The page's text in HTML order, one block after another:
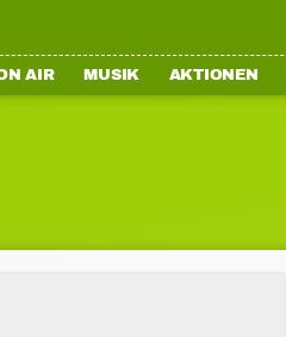
AIR MUSIK AKTIONEN